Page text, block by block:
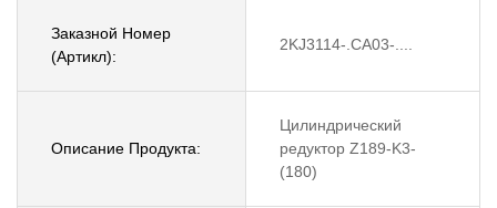
Заказной Номер
(Артикл):
2KJ3114-.CA03-....
Описание Продукта:
Цилиндрический
редуктор Z189-K3-
(180)